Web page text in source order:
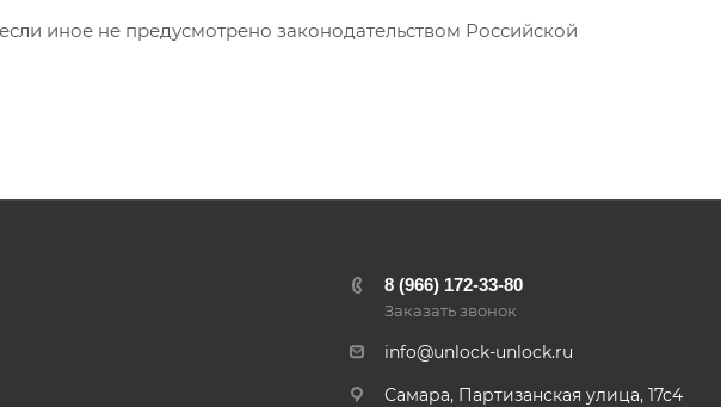
иное не предусмотрено законодательством Российской
8 (966) 172-33-80
Заказать звонок
info@unlock-unlock.ru
Самара, Партизанская улица, 17с4